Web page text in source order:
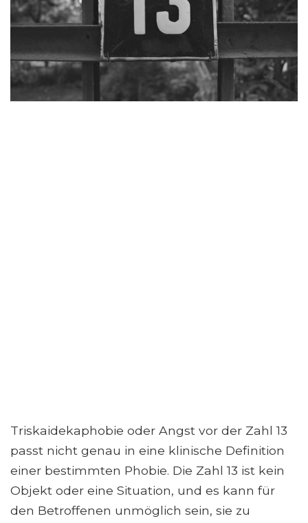
Triskaidekaphobie oder Angst vor der Zahl 13
passt nicht genau in eine klinische Definition
einer bestimmten Phobie. Die Zahl 13 ist kein
Objekt oder eine Situation, und es kann für
den Betroffenen unmöglich sein, sie zu